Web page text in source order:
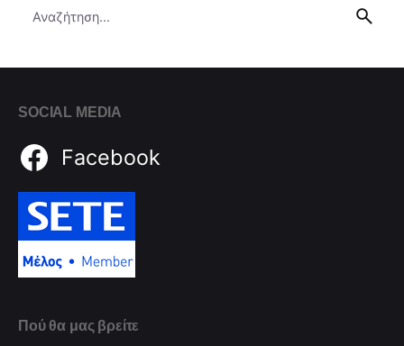
for
SOCIAL MEDIA
Facebook
Πού θα μας βρείτε